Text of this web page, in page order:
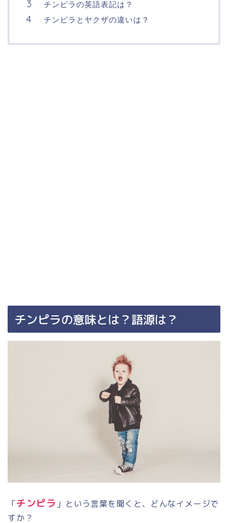
チンピラの英語表記は？
チンピラとヤクザの違いは？
チンピラの意味とは？語源は？
「チンピラ 」という言葉を聞くと、どんなイメージで
すか？